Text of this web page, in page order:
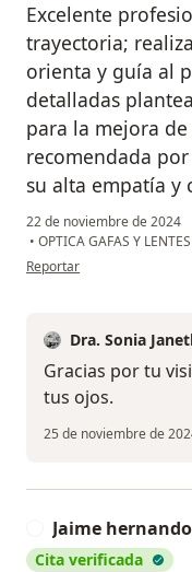
Excelente
trayectoria;
orienta y guía al
detalladas
para la mejora
recomendada
su alta empatía y
22 de noviembre de 2024
• OPTICA GAFAS Y
en opinión del usuario
Reportar
Dra. Sonia
Gracias por tu
tus ojos.
25 de noviembre de
Jaime
Cita verificada